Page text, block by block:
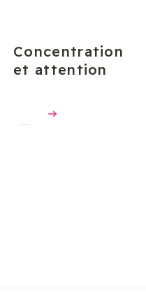
Concentration
et attention